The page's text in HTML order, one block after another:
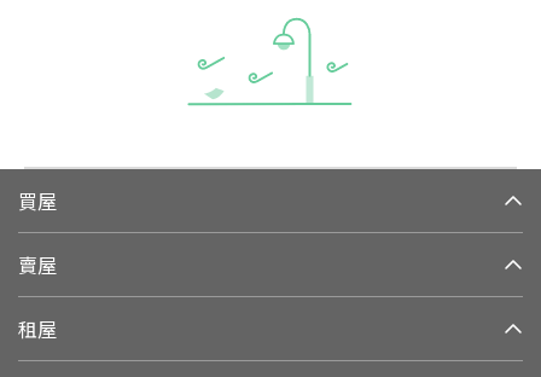
買屋
賣屋
租屋